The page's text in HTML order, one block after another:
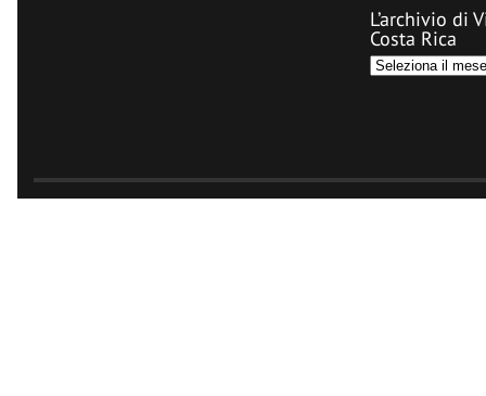
L’archivio di
Costa Rica
L’archivio
di